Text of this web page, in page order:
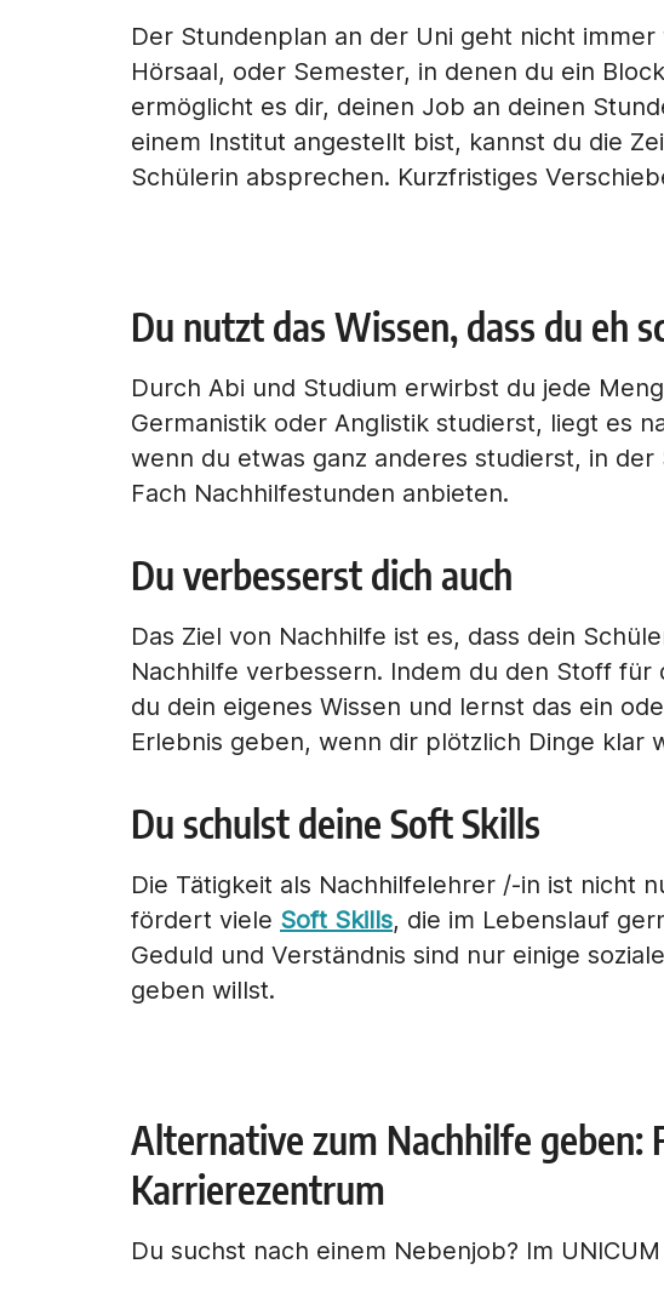
Der Stundenplan an der Uni geht nicht
Hörsaal, oder Semester, in denen du ein
ermöglicht es dir, deinen Job an deinen
einem Institut angestellt bist, kannst du die
Schülerin absprechen. Kurzfristiges
Du nutzt das Wissen, dass du eh
Durch Abi und Studium erwirbst du jede
Germanistik oder Anglistik studierst, liegt es
wenn du etwas ganz anderes studierst, in
Fach Nachhilfestunden anbieten.
Du verbesserst dich auch
Das Ziel von Nachhilfe ist es, dass dein
Nachhilfe verbessern. Indem du den Stoff
du dein eigenes Wissen und lernst das ein
Erlebnis geben, wenn dir plötzlich Dinge klar
Du schulst deine Soft Skills
Die Tätigkeit als Nachhilfelehrer /-in ist nicht
fördert viele Soft Skills, die im Lebenslauf
Geduld und Verständnis sind nur einige
geben willst.
Alternative zum Nachhilfe geben:
Karrierezentrum
Du suchst nach einem Nebenjob? Im